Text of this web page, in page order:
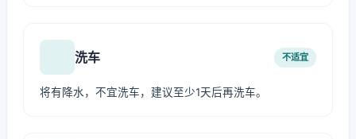
洗车 不适宜
将有降水，不宜洗车，建议至少1天后再洗车。